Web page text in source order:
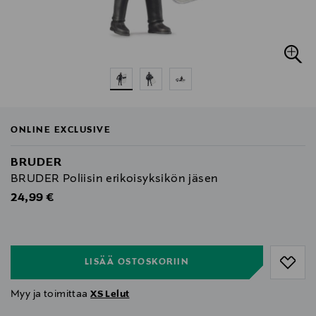
ONLINE EXCLUSIVE
BRUDER
BRUDER Poliisin erikoisyksikön jäsen
Original Price
24,99 €
LISÄÄ OSTOSKORIIN
Myy ja toimittaaXS Lelut